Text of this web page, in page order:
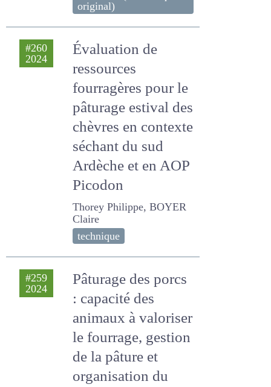
Évaluation de
ressources
fourragères pour le
pâturage estival
des chèvres en
contexte séchant
du sud Ardèche et
en AOP Picodon
Thorey Philippe, BOYER
Claire
Pâturage des porcs
: capacité des
animaux à
valoriser le
fourrage, gestion
de la pâture et
organisation du
travail